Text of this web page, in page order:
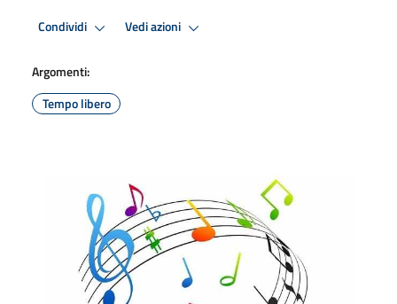
Condividi Vedi azioni
Argomenti:
Tempo libero